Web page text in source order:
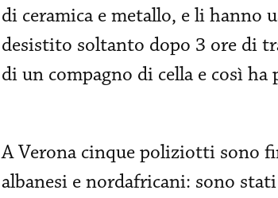
di ceramica e metallo, e li hanno
desistito soltanto dopo 3 ore di
di un compagno di cella e così ha
A Verona cinque poliziotti sono
albanesi e nordafricani: sono